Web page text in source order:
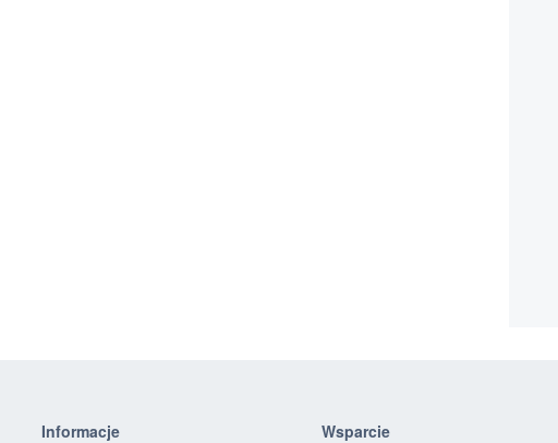
Informacje Wsparcie